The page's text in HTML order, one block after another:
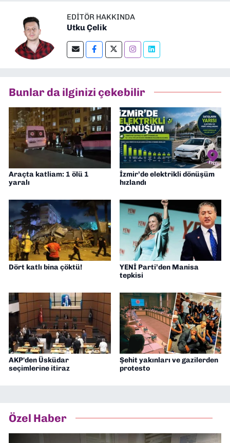
EDITÖR HAKKINDA
Utku Çelik
Bunlar da ilginizi çekebilir
Araçta katliam: 1 ölü 1
yaralı
İzmir’de elektrikli dönüşüm
hızlandı
Dört katlı bina çöktü!
YENİ Parti’den Manisa
tepkisi
AKP'den Üsküdar
seçimlerine itiraz
Şehit yakınları ve gazilerden
protesto
Özel Haber